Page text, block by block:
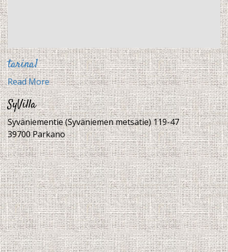
tarina1
Read More
SyVilla
Syväniementie (Syväniemen metsätie) 119-47
39700 Parkano